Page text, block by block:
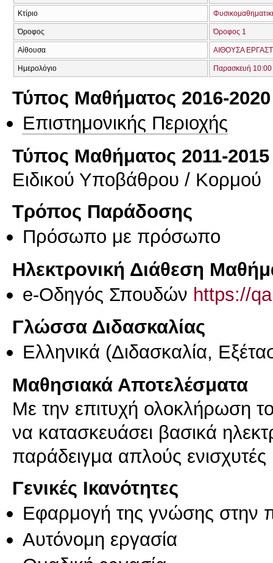
Κτίριο
Όροφος Όροφος 1
Αίθουσα ΑΙΘΟΥΣΑ
Ημερολόγιο Παρασκευή
Τύπος Μαθήματος 2016-2020
Επιστημονικής Περιοχής
Τύπος Μαθήματος 2011-2015
Ειδικού Υποβάθρου / Κορμού
Τρόπος Παράδοσης
Πρόσωπο με πρόσωπο
Ηλεκτρονική Διάθεση
e-Οδηγός Σπουδών https://
Γλώσσα Διδασκαλίας
Ελληνικά (Διδασκαλία,
Μαθησιακά Αποτελέσματα
Με την επιτυχή ολοκλήρωση
να κατασκευάσει βασικά
παράδειγμα απλούς
Γενικές Ικανότητες
Εφαρμογή της γνώσης στην
Αυτόνομη εργασία